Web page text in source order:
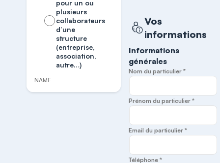
pour un ou
plusieurs
collaborateurs
d’une
structure
(entreprise,
association,
autre…)
NAME
Vos
informations
Informations
générales
Nom du particulier *
Prénom du particulier *
Email du particulier *
Téléphone *